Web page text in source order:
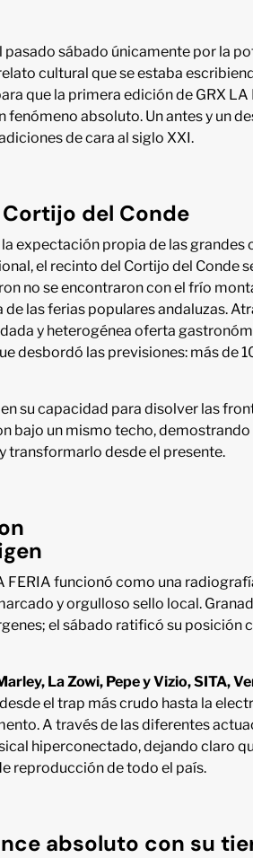
sábado únicamente por la
cultural que se estaba
que la primera edición de GRX LA
absoluto. Un antes y un
de cara al siglo XXI.
del Conde
expectación propia de las
el recinto del Cortijo del Conde
no se encontraron con el frío
las ferias populares andaluzas.
y heterogénea oferta
desbordó las previsiones: más de
su capacidad para disolver las
bajo un mismo techo,
transformarlo desde el presente.
FERIA funcionó como una
y orgulloso sello local.
el sábado ratificó su posición
La Zowi, Pepe y Vizio, SITA,
el trap más crudo hasta la
A través de las diferentes
hiperconectado, dejando claro
reproducción de todo el país.
absoluto con su